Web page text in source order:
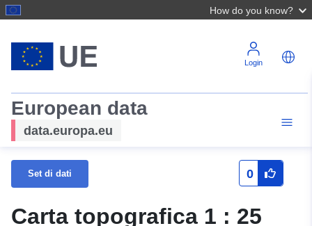
How do you know?
Login
European data
data.europa.eu
Set di dati 0
Carta topografica 1 : 25